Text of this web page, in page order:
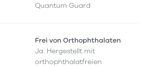
Quantum Guard
Frei von Orthophthalaten
Ja. Hergestellt mit
orthophthalatfreien